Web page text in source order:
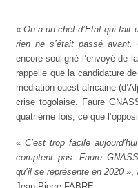
«On a un chef d’Etat qui fait
rien ne s’était passé avant.
encore souligné l’envoyé de
rappelle que la candidature
médiation ouest africaine
crise togolaise. Faure
quatrième fois, ce que
« C’est trop facile
comptent pas. Faure
qu’il se représente en 2020 »,
Jean-Pierre FABRE.